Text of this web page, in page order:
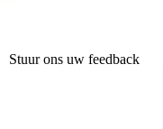
Stuur ons uw feedback